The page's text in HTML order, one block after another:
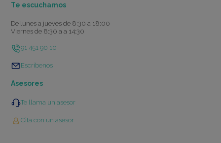
Te escuchamos
De lunes a jueves de 8:30 a 18:00
Viernes de 8:30 a a 14:30
91 451 90 10
Escríbenos
Asesores
Te llama un asesor
Cita con un asesor